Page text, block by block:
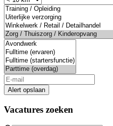
Alert opslaan
Vacatures zoeken